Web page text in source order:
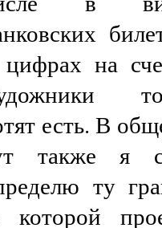
на
есть. В
также я
ту
которой